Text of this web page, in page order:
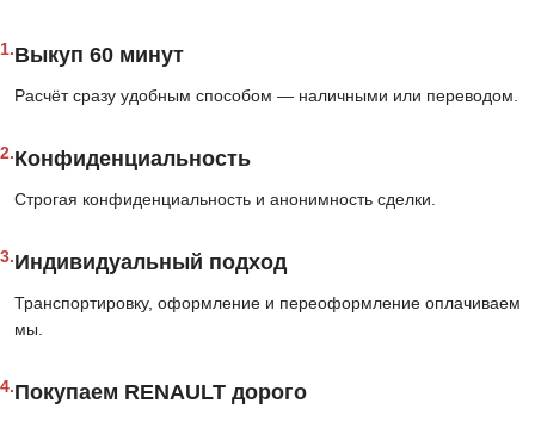
1.Выкуп 60 минут
Расчёт сразу удобным способом — наличными или переводом.
2.Конфиденциальность
Строгая конфиденциальность и анонимность сделки.
3.Индивидуальный подход
Транспортировку, оформление и переоформление оплачиваем
мы.
4.Покупаем RENAULT дорого